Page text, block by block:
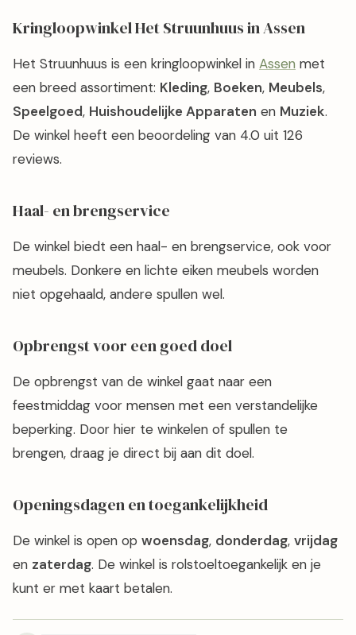
Kringloopwinkel Het Struunhuus in Assen
Het Struunhuus is een kringloopwinkel in Assen met
een breed assortiment: Kleding, Boeken, Meubels,
Speelgoed, Huishoudelijke Apparaten en Muziek.
De winkel heeft een beoordeling van 4.0 uit 126
reviews.
Haal- en brengservice
De winkel biedt een haal- en brengservice, ook voor
meubels. Donkere en lichte eiken meubels worden
niet opgehaald, andere spullen wel.
Opbrengst voor een goed doel
De opbrengst van de winkel gaat naar een
feestmiddag voor mensen met een verstandelijke
beperking. Door hier te winkelen of spullen te
brengen, draag je direct bij aan dit doel.
Openingsdagen en toegankelijkheid
De winkel is open op woensdag, donderdag, vrijdag
en zaterdag. De winkel is rolstoeltoegankelijk en je
kunt er met kaart betalen.